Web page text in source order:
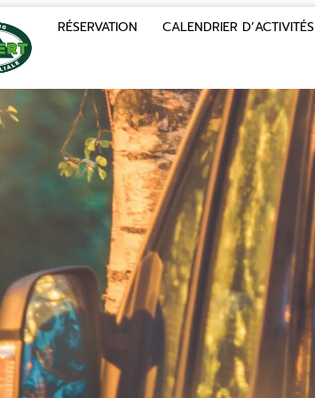
RÉSERVATION CALENDRIER D’ACTIVITÉS